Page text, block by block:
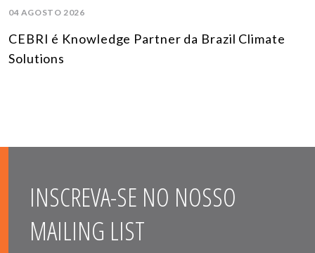
04 AGOSTO 2026
CEBRI é Knowledge Partner da Brazil Climate
Solutions
INSCREVA-SE NO NOSSO
MAILING LIST